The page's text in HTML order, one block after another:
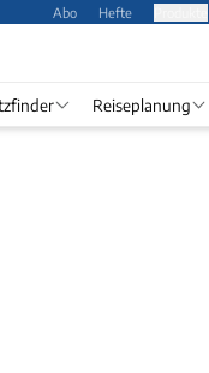
Abo Hefte
Reiseplanung